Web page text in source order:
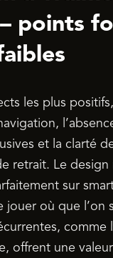
points
les plus
et la clarté
retrait. Le design
sur
jouer où que l’on
comme
offrent une